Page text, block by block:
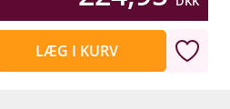
LÆG I KURV